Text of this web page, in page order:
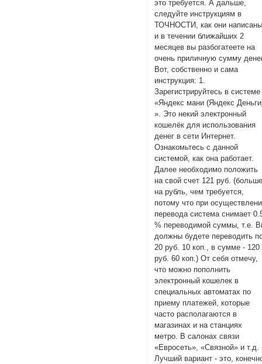
это требуется. А дальше,
следуйте инструкциям в
ТОЧНОСТИ, как они
и в течении ближайших 2
месяцев вы разбогатеете на
очень приличную сумму
Вот, собственно и сама
инструкция: 1.
Зарегистрируйтесь в системе
«Яндекс мани (Яндекс
». Это некий электронный
кошелёк для использования
денег в сети Интернет.
Ознакомьтесь с данной
системой, как она работает.
Далее необходимо положить
на свой счет 121 руб.
на рубль, чем требуется,
потому что при
перевода система снимает
% переводимой суммы, т.е.
должны будете переводить
20 руб. 10 коп., в сумме - 120
руб. 60 коп.) От себя отмечу,
что можно пополнить
электронный кошелек в
специальных автоматах по
приему платежей, которые
часто располагаются в
магазинах и на станциях
метро. В салонах связи
«Евросеть», «Связной» и т.д.
Лучший вариант - это,